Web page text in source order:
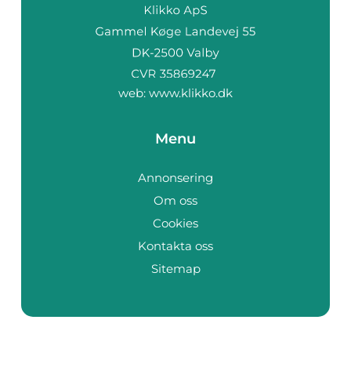
web: www.klikko.dk
Menu
Annonsering
Om oss
Cookies
Kontakta oss
Sitemap